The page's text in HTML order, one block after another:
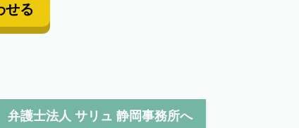
せる
弁護士法人 サリュ 静岡事務所へ